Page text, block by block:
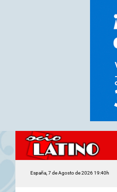
España, 7 de Agosto de 2026 19:40h